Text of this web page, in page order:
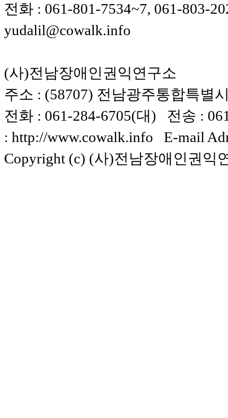
전화 : 061-801-7534~7, 061-803-
yudalil@cowalk.info
(사)전남장애인권익연구소
주소 : (58707) 전남광주통합특별
전화 : 061-284-6705(대) 전송 :
: http://www.cowalk.info E-mail
Copyright (c) (사)전남장애인권익